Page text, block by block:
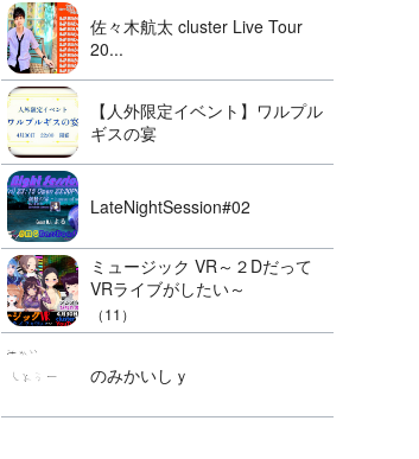
佐々木航太 cluster Live Tour
20...
【人外限定イベント】ワルプル
ギスの宴
LateNightSession#02
ミュージック VR～２Dだって
VRライブがしたい～
（11）
のみかいしｙ